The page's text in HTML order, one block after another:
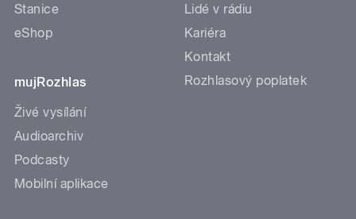
Stanice
eShop
mujRozhlas
Živé vysílání
Audioarchiv
Podcasty
Mobilní aplikace
Lidé v rádiu
Kariéra
Kontakt
Rozhlasový poplatek